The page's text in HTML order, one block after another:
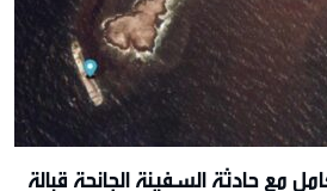
مع حادثة السفينة الجانحة قبالة